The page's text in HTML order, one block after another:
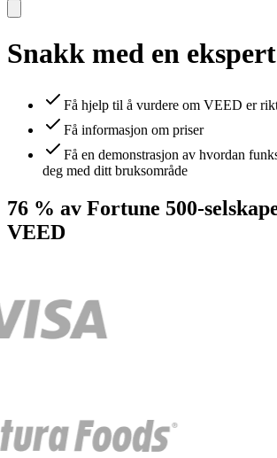
Snakk med en ekspert
Få hjelp til å vurdere om VEED er
Få informasjon om priser
Få en demonstrasjon av hvordan
deg med ditt bruksområde
76 % av Fortune 500-
VEED